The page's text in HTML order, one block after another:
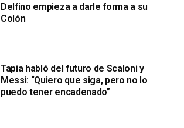
Delfino empieza a darle forma a su
Colón
Tapia habló del futuro de Scaloni y
Messi: “Quiero que siga, pero no lo
puedo tener encadenado”